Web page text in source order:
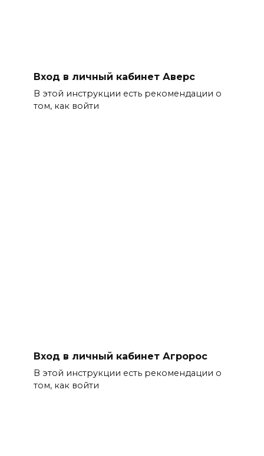
Вход в личный кабинет Аверс
В этой инструкции есть рекомендации о
том, как войти
Вход в личный кабинет Агророс
В этой инструкции есть рекомендации о
том, как войти